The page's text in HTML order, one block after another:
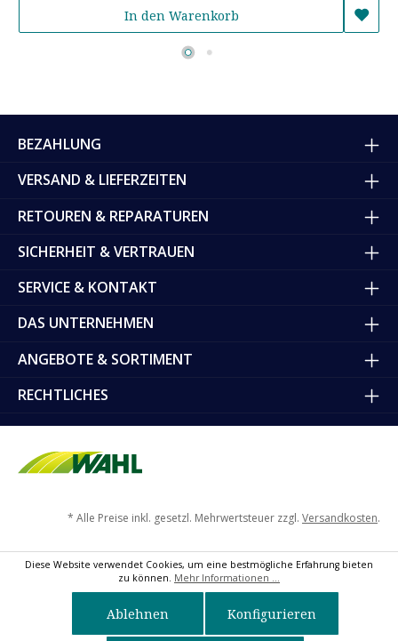
In den Warenkorb
BEZAHLUNG
VERSAND & LIEFERZEITEN
RETOUREN & REPARATUREN
SICHERHEIT & VERTRAUEN
SERVICE & KONTAKT
DAS UNTERNEHMEN
ANGEBOTE & SORTIMENT
RECHTLICHES
* Alle Preise inkl. gesetzl. Mehrwertsteuer zzgl. Versandkosten.
Diese Website verwendet Cookies, um eine bestmögliche Erfahrung bieten
zu können. Mehr Informationen ...
Ablehnen Konfigurieren